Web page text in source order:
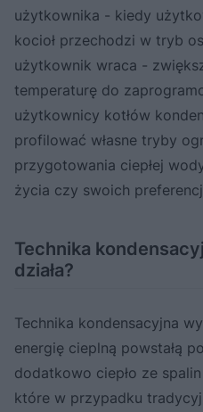
użytkownika - kiedy
kocioł przechodzi w tryb
użytkownik wraca -
temperaturę do
użytkownicy kotłów
profilować własne tryby
przygotowania ciepłej
życia czy swoich
Technika
działa?
Technika kondensacyjna
energię cieplną powstałą
dodatkowo ciepło ze
które w przypadku